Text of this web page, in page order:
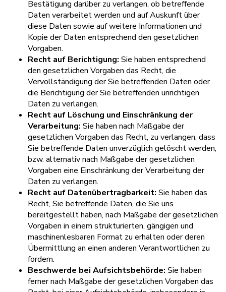
Bestätigung darüber zu verlangen, ob betreffende
Daten verarbeitet werden und auf Auskunft über
diese Daten sowie auf weitere Informationen und
Kopie der Daten entsprechend den gesetzlichen
Vorgaben.
Recht auf Berichtigung: Sie haben entsprechend
den gesetzlichen Vorgaben das Recht, die
Vervollständigung der Sie betreffenden Daten oder
die Berichtigung der Sie betreffenden unrichtigen
Daten zu verlangen.
Recht auf Löschung und Einschränkung der
Verarbeitung: Sie haben nach Maßgabe der
gesetzlichen Vorgaben das Recht, zu verlangen, dass
Sie betreffende Daten unverzüglich gelöscht werden,
bzw. alternativ nach Maßgabe der gesetzlichen
Vorgaben eine Einschränkung der Verarbeitung der
Daten zu verlangen.
Recht auf Datenübertragbarkeit: Sie haben das
Recht, Sie betreffende Daten, die Sie uns
bereitgestellt haben, nach Maßgabe der gesetzlichen
Vorgaben in einem strukturierten, gängigen und
maschinenlesbaren Format zu erhalten oder deren
Übermittlung an einen anderen Verantwortlichen zu
fordern.
Beschwerde bei Aufsichtsbehörde: Sie haben
ferner nach Maßgabe der gesetzlichen Vorgaben das